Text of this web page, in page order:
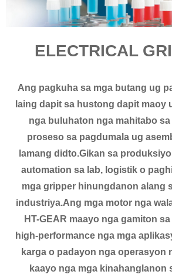
ELECTRICAL
Ang pagkuha sa mga butang ug
laing dapit sa hustong dapit maoy
nga buluhaton nga mahitabo
proseso sa pagdumala ug
lamang didto.Gikan sa
automation sa lab, logistik o
mga gripper hinungdanon alang
industriya.Ang mga motor nga
HT-GEAR maayo nga gamiton
high-performance nga mga
karga o padayon nga operasyon
kaayo nga mga kinahanglanon